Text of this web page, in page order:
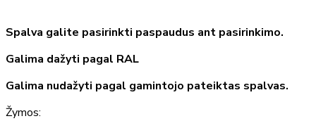
Spalva galite pasirinkti paspaudus ant pasirinkimo.
Galima dažyti pagal RAL
Galima nudažyti pagal gamintojo pateiktas spalvas.
Žymos: